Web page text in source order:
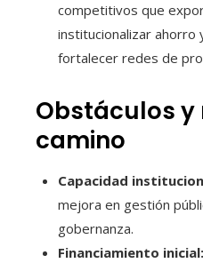
competitivos que
institucionalizar ahorro
fortalecer redes de
Obstáculos y
camino
Capacidad
mejora en gestión
gobernanza.
Financiamiento inicial: